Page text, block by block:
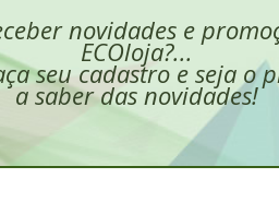
novidades e
ECOloja?...
seu cadastro e seja o
a saber das novidades!